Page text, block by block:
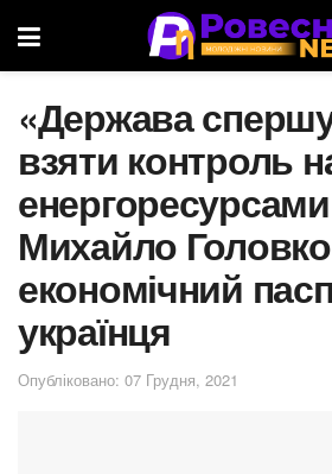
«Держава
взяти контроль
Михайло
економічний
українця
Опубліковано: 07 Грудня, 2021